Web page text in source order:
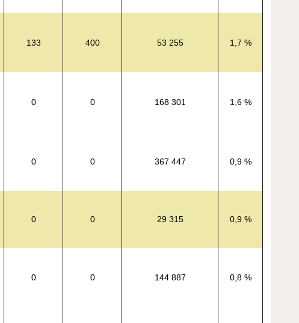
133 400 53 255 1,7 %
0 0 168 301 1,6 %
0 0 367 447 0,9 %
0 0 29 315 0,9 %
0 0 144 887 0,8 %